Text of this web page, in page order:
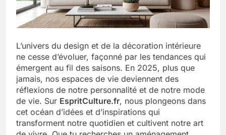
Liste complète des marques
rezoactif.com à connaître en 2025
Tout savoir sur les impatiens de
nouvelle guinée : culture et entretien
5 Mois Ago
Quels sont les inconvénients de
L’univers du design et de la décoration intérieure
ne cesse d’évoluer, façonné par les tendances qui
émergent au fil des saisons. En 2025, plus que
jamais, nos espaces de vie deviennent des
réflexions de notre personnalité et de notre mode
de vie. Sur EspritCulture.fr, nous plongeons dans
cet océan d’idées et d’inspirations qui
transforment notre quotidien et cultivent notre art